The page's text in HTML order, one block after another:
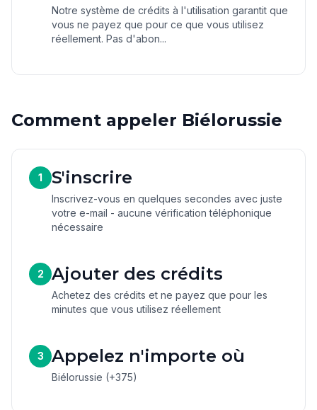
Notre système de crédits à l'utilisation garantit que
vous ne payez que pour ce que vous utilisez
réellement. Pas d'abon...
Comment appeler Biélorussie
1 S'inscrire
Inscrivez-vous en quelques secondes avec juste
votre e-mail - aucune vérification téléphonique
nécessaire
2 Ajouter des crédits
Achetez des crédits et ne payez que pour les
minutes que vous utilisez réellement
3 Appelez n'importe où
Biélorussie (+375)